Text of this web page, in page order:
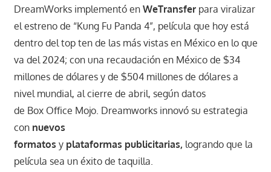
DreamWorks implementó en WeTransferpara viralizar
el estreno de “Kung Fu Panda 4”, película que hoy está
dentro del top ten de las más vistas en México en lo que
va del 2024; con una recaudación en México de $34
millones de dólares y de $504 millones de dólares a
nivel mundial, al cierre de abril, según datos
de Box Office Mojo. Dreamworks innovó su estrategia
con nuevos
formatos y plataformas publicitarias, logrando que la
película sea un éxito de taquilla.